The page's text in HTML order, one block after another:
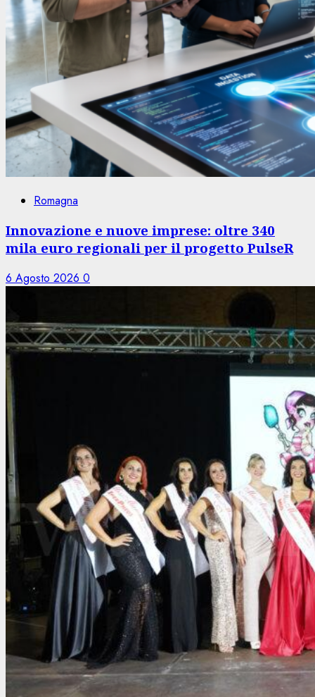
Romagna
Innovazione e nuove imprese: oltre 340
mila euro regionali per il progetto PulseR
6 Agosto 2026 0